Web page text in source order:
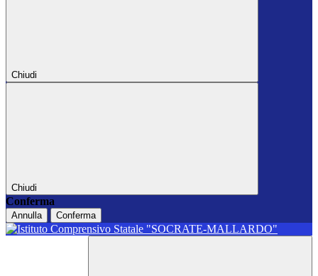
Chiudi
Chiudi
Conferma
Annulla Conferma